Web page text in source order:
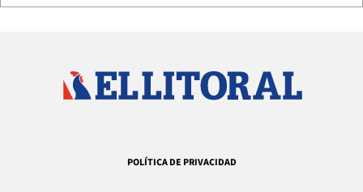
POLÍTICA DE PRIVACIDAD